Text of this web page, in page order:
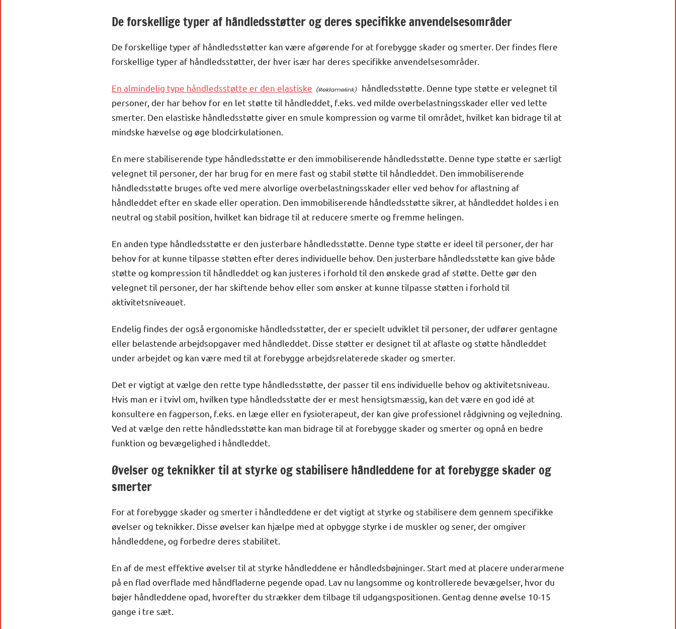
De forskellige typer af håndledsstøtter og deres specifikke anvendelsesområder
De forskellige typer af håndledsstøtter kan være afgørende for at forebygge skader og smerter. Der findes flere
forskellige typer af håndledsstøtter, der hver især har deres specifikke anvendelsesområder.
En almindelig type håndledsstøtte er den elastiske
håndledsstøtte. Denne type støtte er velegnet til
personer, der har behov for en let støtte til håndleddet, f.eks. ved milde overbelastningsskader eller ved lette
smerter. Den elastiske håndledsstøtte giver en smule kompression og varme til området, hvilket kan bidrage til at
mindske hævelse og øge blodcirkulationen.
En mere stabiliserende type håndledsstøtte er den immobiliserende håndledsstøtte. Denne type støtte er særligt
velegnet til personer, der har brug for en mere fast og stabil støtte til håndleddet. Den immobiliserende
håndledsstøtte bruges ofte ved mere alvorlige overbelastningsskader eller ved behov for aflastning af
håndleddet efter en skade eller operation. Den immobiliserende håndledsstøtte sikrer, at håndleddet holdes i en
neutral og stabil position, hvilket kan bidrage til at reducere smerte og fremme helingen.
En anden type håndledsstøtte er den justerbare håndledsstøtte. Denne type støtte er ideel til personer, der har
behov for at kunne tilpasse støtten efter deres individuelle behov. Den justerbare håndledsstøtte kan give både
støtte og kompression til håndleddet og kan justeres i forhold til den ønskede grad af støtte. Dette gør den
velegnet til personer, der har skiftende behov eller som ønsker at kunne tilpasse støtten i forhold til
aktivitetsniveauet.
Endelig findes der også ergonomiske håndledsstøtter, der er specielt udviklet til personer, der udfører gentagne
eller belastende arbejdsopgaver med håndleddet. Disse støtter er designet til at aflaste og støtte håndleddet
under arbejdet og kan være med til at forebygge arbejdsrelaterede skader og smerter.
Det er vigtigt at vælge den rette type håndledsstøtte, der passer til ens individuelle behov og aktivitetsniveau.
Hvis man er i tvivl om, hvilken type håndledsstøtte der er mest hensigtsmæssig, kan det være en god idé at
konsultere en fagperson, f.eks. en læge eller en fysioterapeut, der kan give professionel rådgivning og vejledning.
Ved at vælge den rette håndledsstøtte kan man bidrage til at forebygge skader og smerter og opnå en bedre
funktion og bevægelighed i håndleddet.
Øvelser og teknikker til at styrke og stabilisere håndleddene for at forebygge skader og
smerter
For at forebygge skader og smerter i håndleddene er det vigtigt at styrke og stabilisere dem gennem specifikke
øvelser og teknikker. Disse øvelser kan hjælpe med at opbygge styrke i de muskler og sener, der omgiver
håndleddene, og forbedre deres stabilitet.
En af de mest effektive øvelser til at styrke håndleddene er håndledsbøjninger. Start med at placere underarmene
på en flad overflade med håndfladerne pegende opad. Lav nu langsomme og kontrollerede bevægelser, hvor du
bøjer håndleddene opad, hvorefter du strækker dem tilbage til udgangspositionen. Gentag denne øvelse 10-15
gange i tre sæt.